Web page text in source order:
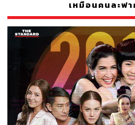
เหมือนคนละฟ